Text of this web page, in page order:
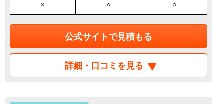
× ○ ○
公式サイトで見積もる
詳細・口コミを見る